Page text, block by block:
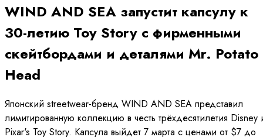
WIND AND SEA запустит капсулу к
30-летию Toy Story с фирменными
скейтбордами и деталями Mr. Potato
Head
Японский streetwear-бренд WIND AND SEA представил
лимитированную коллекцию в честь трёхдесятилетия Disney
Pixar's Toy Story. Капсула выйдет 7 марта с ценами от $7 до